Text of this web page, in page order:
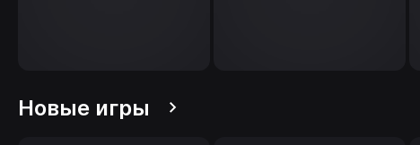
Новые игры